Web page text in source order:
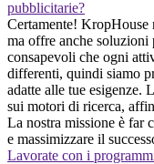
pubblicitarie?
Certamente!
ma offre anche soluzioni
consapevoli che ogni
differenti, quindi siamo
adatte alle tue esigenze.
sui motori di ricerca,
La nostra missione è far
e massimizzare il
Lavorate con i